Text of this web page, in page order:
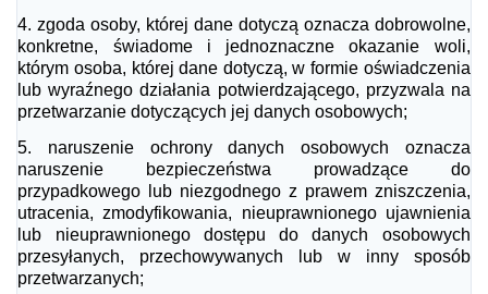
4. zgoda osoby, której dane dotyczą oznacza dobrowolne,
konkretne, świadome i jednoznaczne okazanie woli,
którym osoba, której dane dotyczą, w formie oświadczenia
lub wyraźnego działania potwierdzającego, przyzwala na
przetwarzanie dotyczących jej danych osobowych;
5.
naruszenie ochrony danych osobowych oznacza
naruszenie bezpieczeństwa prowadzące do
przypadkowego lub niezgodnego z prawem zniszczenia,
utracenia, zmodyfikowania, nieuprawnionego ujawnienia
lub nieuprawnionego dostępu do danych osobowych
przesyłanych, przechowywanych lub w inny sposób
przetwarzanych;